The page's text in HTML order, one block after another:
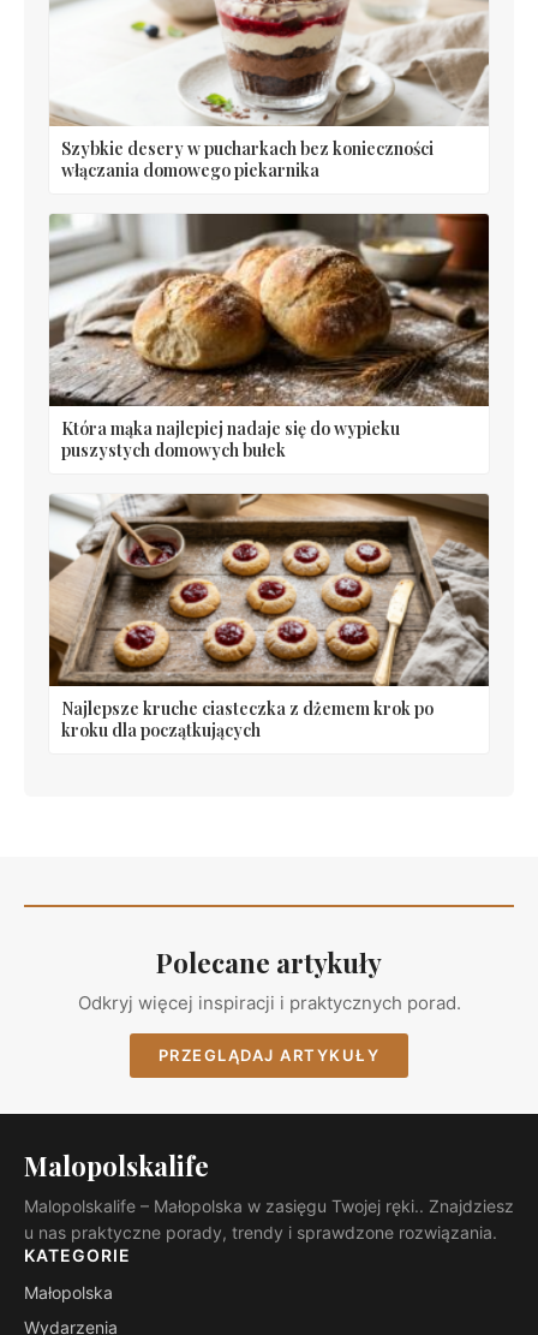
Szybkie desery w pucharkach bez konieczności
włączania domowego piekarnika
Która mąka najlepiej nadaje się do wypieku
puszystych domowych bułek
Najlepsze kruche ciasteczka z dżemem krok po
kroku dla początkujących
Polecane artykuły
Odkryj więcej inspiracji i praktycznych porad.
PRZEGLĄDAJ ARTYKUŁY
Malopolskalife
Malopolskalife – Małopolska w zasięgu Twojej ręki.. Znajdziesz
u nas praktyczne porady, trendy i sprawdzone rozwiązania.
KATEGORIE
Małopolska
Wydarzenia